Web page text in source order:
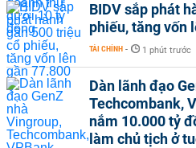
BIDV sắp phát
phiếu, tăng vốn
TÀI CHÍNH - 1 phút trước
Dàn lãnh đạo
Techcombank,
nắm 10.000 tỷ
làm chủ tịch ở